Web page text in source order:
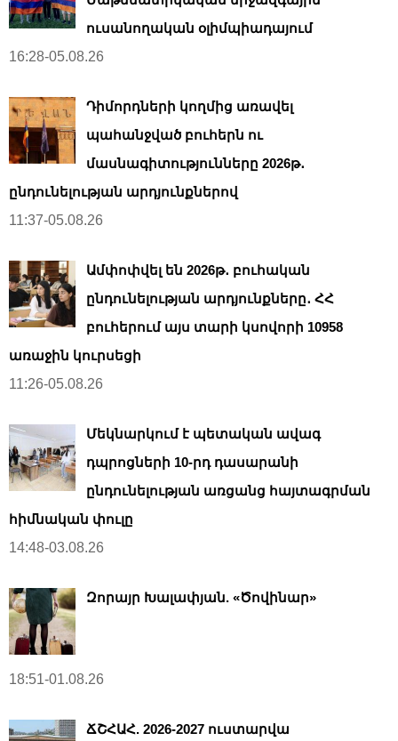
ուսանողական օլիմպիադայում
16:28-05.08.26
Դիմորդների կողմից առավել
պահանջված բուհերն ու
մասնագիտությունները 2026թ․
ընդունելության արդյունքներով
11:37-05.08.26
Ամփոփվել են 2026թ․ բուհական
ընդունելության արդյունքները․ ՀՀ
բուհերում այս տարի կսովորի 10958
առաջին կուրսեցի
11:26-05.08.26
Մեկնարկում է պետական ավագ
դպրոցների 10-րդ դասարանի
ընդունելության առցանց հայտագրման
հիմնական փուլը
14:48-03.08.26
Զորայր Խալափյան. «Ծովինար»
18:51-01.08.26
ՃՇՀԱՀ. 2026-2027 ուստարվա